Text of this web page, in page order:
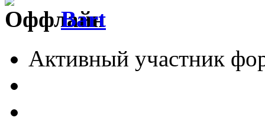
Bart
Активный участник